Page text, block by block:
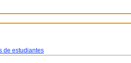
de estudiantes